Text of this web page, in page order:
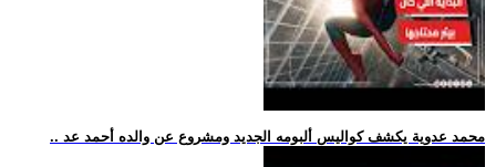
.. محمد عدوية يكشف كواليس ألبومه الجديد ومشروع عن والده أحمد عد